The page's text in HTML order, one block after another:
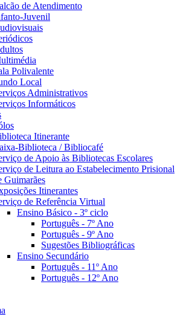
de Atendimento
Juvenil
Polivalente
Local
Administrativos
Informáticos
Itinerante
Biblioteca / Bibliocafé
de Apoio às Bibliotecas Escolares
de Leitura ao Estabelecimento Prisional
Guimarães
Itinerantes
de Referência Virtual
Ensino Básico - 3º ciclo
Português - 7º Ano
Português - 9º Ano
Sugestões Bibliográficas
Ensino Secundário
Português - 11º Ano
Português - 12º Ano